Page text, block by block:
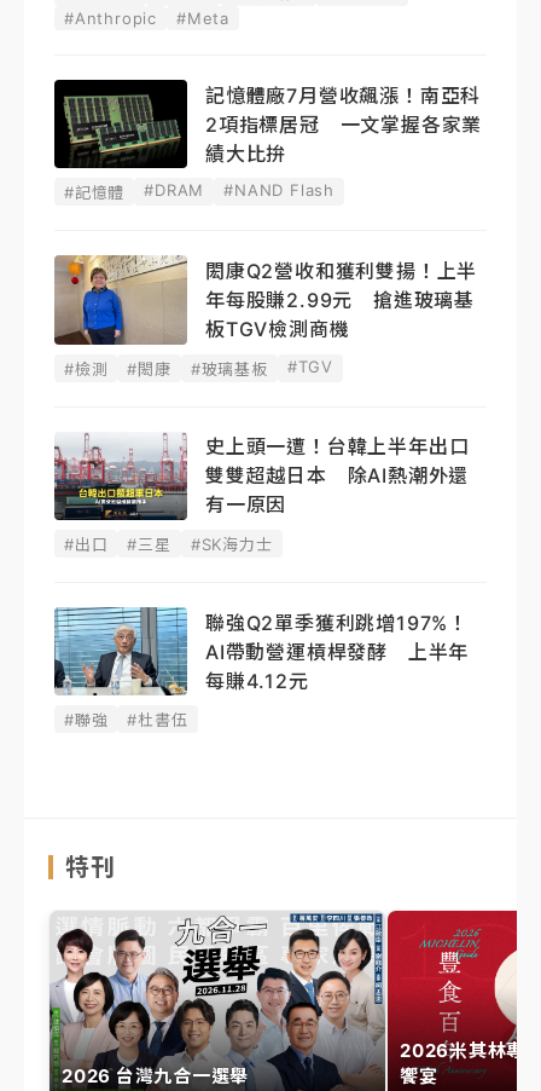
#Anthropic
#Meta
記憶體廠7月營收飆漲！南亞科
2項指標居冠 一文掌握各家業
績大比拚
#記憶體 #DRAM #NAND Flash
閎康Q2營收和獲利雙揚！上半
年每股賺2.99元 搶進玻璃基
板TGV檢測商機
#檢測 #閎康 #玻璃基板 #TGV
史上頭一遭！台韓上半年出口
雙雙超越日本 除AI熱潮外還
有一原因
#出口 #三星 #SK海力士
聯強Q2單季獲利跳增197%！
AI帶動營運槓桿發酵 上半年
每賺4.12元
#聯強 #杜書伍
特刊
2026 台灣九合一選舉
2026米其林專
饗宴